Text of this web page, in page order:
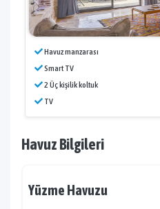
Havuz manzarası
Smart TV
2 Üç kişilik koltuk
TV
Havuz Bilgileri
Yüzme Havuzu